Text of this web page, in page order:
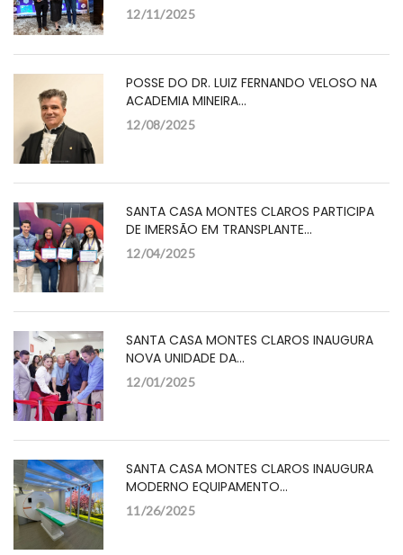
12/11/2025
POSSE DO DR. LUIZ FERNANDO VELOSO NA
ACADEMIA MINEIRA…
12/08/2025
SANTA CASA MONTES CLAROS PARTICIPA
DE IMERSÃO EM TRANSPLANTE…
12/04/2025
SANTA CASA MONTES CLAROS INAUGURA
NOVA UNIDADE DA…
12/01/2025
SANTA CASA MONTES CLAROS INAUGURA
MODERNO EQUIPAMENTO…
11/26/2025